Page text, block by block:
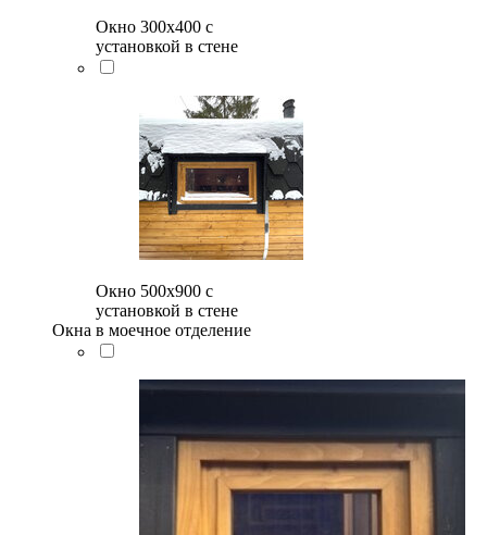
Окно 300х400 с
установкой в стене
Окно 500x900 с
установкой в стене
Окна в моечное отделение